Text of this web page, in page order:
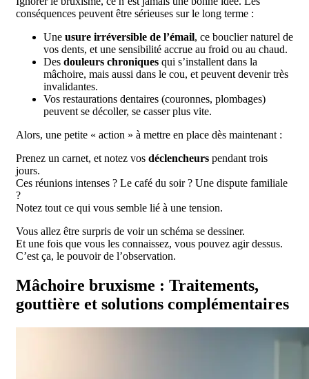
conséquences peuvent être sérieuses sur le long terme :
Une usure irréversible de l’émail, ce bouclier naturel de
vos dents, et une sensibilité accrue au froid ou au chaud.
Des douleurs chroniques qui s’installent dans la
mâchoire, mais aussi dans le cou, et peuvent devenir très
invalidantes.
Vos restaurations dentaires (couronnes, plombages)
peuvent se décoller, se casser plus vite.
Alors, une petite « action » à mettre en place dès maintenant :
Prenez un carnet, et notez vos déclencheurs pendant trois
jours.
Ces réunions intenses ? Le café du soir ? Une dispute familiale
?
Notez tout ce qui vous semble lié à une tension.
Vous allez être surpris de voir un schéma se dessiner.
Et une fois que vous les connaissez, vous pouvez agir dessus.
C’est ça, le pouvoir de l’observation.
Mâchoire bruxisme : Traitements,
gouttière et solutions complémentaires